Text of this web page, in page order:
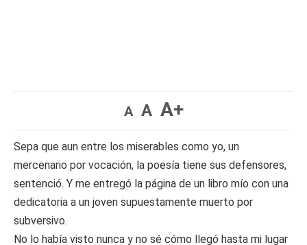
A A A+
Sepa que aun entre los miserables como yo, un
mercenario por vocación, la poesía tiene sus defensores,
sentenció. Y me entregó la página de un libro mío con una
dedicatoria a un joven supuestamente muerto por
subversivo.
No lo había visto nunca y no sé cómo llegó hasta mi lugar